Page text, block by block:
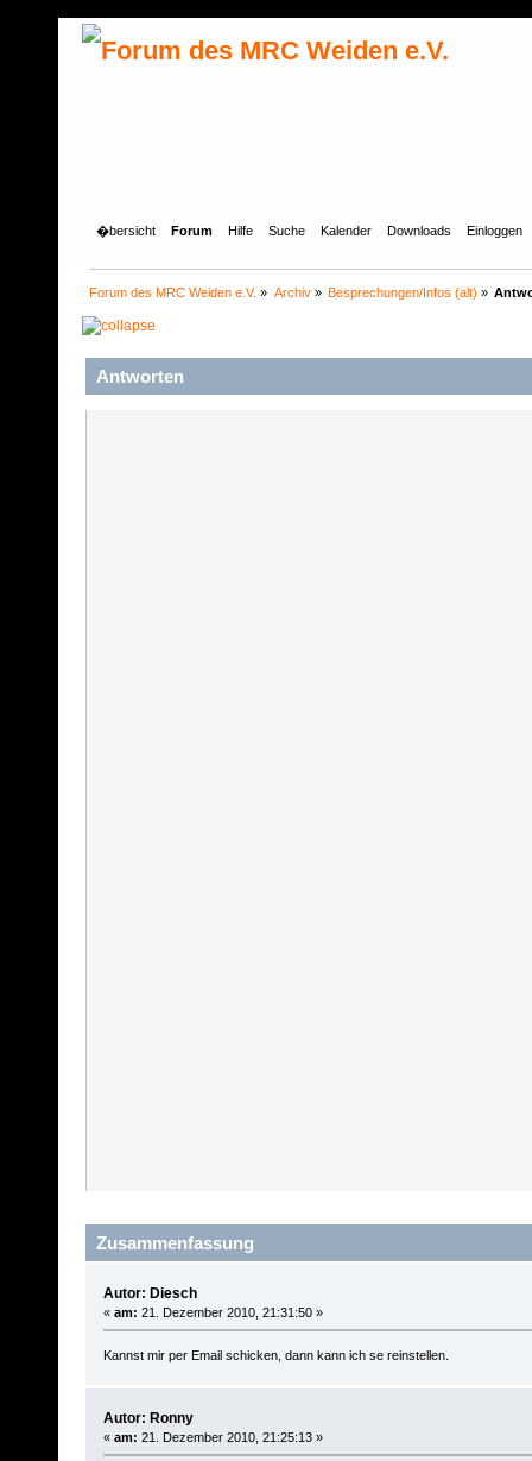
�bersicht Forum Hilfe Suche Kalender Downloads Einloggen
Forum des MRC Weiden e.V. » Archiv» Besprechungen/Infos (alt) »
Antworten
Zusammenfassung
Autor: Diesch
« am: 21. Dezember 2010, 21:31:50 »
Kannst mir per Email schicken, dann kann ich se reinstellen.
Autor: Ronny
« am: 21. Dezember 2010, 21:25:13 »